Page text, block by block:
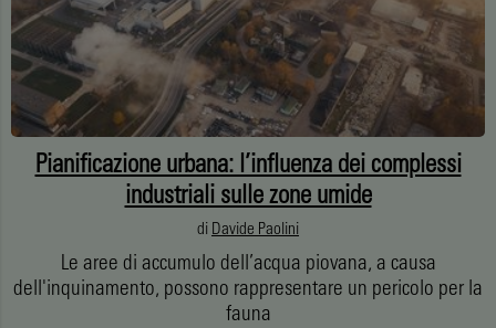
Pianificazione urbana: l’influenza dei complessi
industriali sulle zone umide
di Davide Paolini
Le aree di accumulo dell’acqua piovana, a causa
dell'inquinamento, possono rappresentare un pericolo per la
fauna